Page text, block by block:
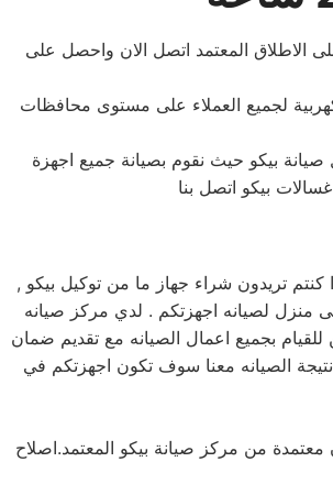
الاطلاق المعتمد اتصل الان واحصل على
لجميع العملاء على مستوى محافظات
بيكو حيث نقوم بصيانة جميع اجهزة
تريدون شراء جهاز ما من توكيل بيكو ,
الفنيين الى منزل لصيانه اجهزتكم . لدي مركز صيانه
بجميع اعمال الصيانه مع تقديم ضمان
الصيانه معنا سوف تكون اجهزتكم في
من مركز صيانة بيكو المعتمد.اصلاح